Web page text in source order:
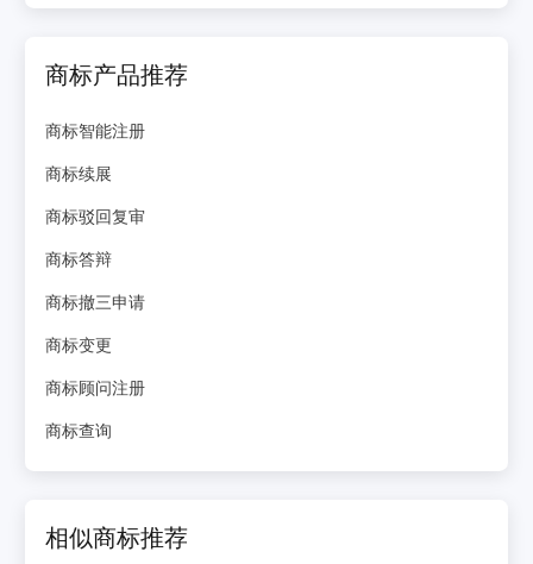
商标产品推荐
商标智能注册
商标续展
商标驳回复审
商标答辩
商标撤三申请
商标变更
商标顾问注册
商标查询
相似商标推荐